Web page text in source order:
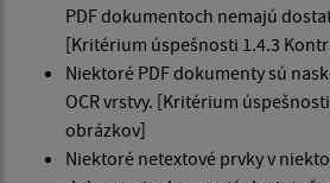
PDF dokumentoch nemajú
[Kritérium úspešnosti 1.4.3
Niektoré PDF dokumenty sú
OCR vrstvy. [Kritérium
obrázkov]
Niektoré netextové prvky v